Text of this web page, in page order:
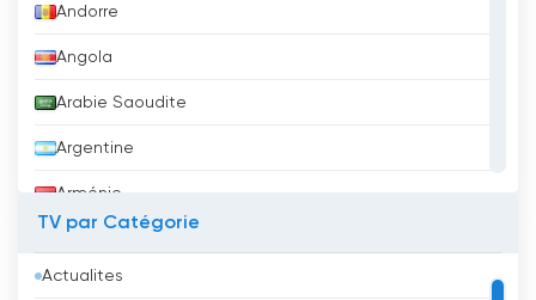
Andorre
Angola
Arabie Saoudite
Argentine
Arménie
Australie
TV par Catégorie
Actualites